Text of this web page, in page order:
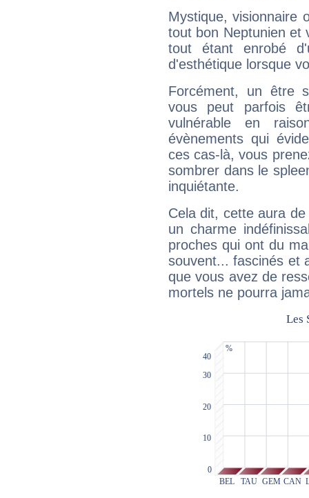
Mystique, visionnaire
tout bon Neptunien et
tout étant enrobé
d'esthétique lorsque
Forcément, un être
vous peut parfois
vulnérable en
évènements qui
ces cas-là, vous
sombrer dans le
inquiétante.
Cela dit, cette aura
un charme
proches qui ont du
souvent... fascinés et
que vous avez de
mortels ne pourra